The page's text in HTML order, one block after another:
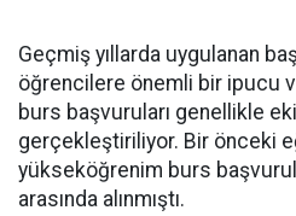
Geçmiş yıllarda uygulanan
öğrencilere önemli bir ipucu
burs başvuruları genellikle
gerçekleştiriliyor. Bir önceki
yükseköğrenim burs
arasında alınmıştı.